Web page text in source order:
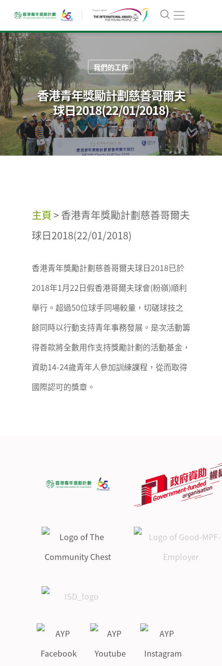
我們的工作
香港青年獎勵計劃慈善哥爾夫
球日2018(22/01/2018)
主頁>香港青年獎勵計劃慈善哥爾夫
球日2018(22/01/2018)
香港青年獎勵計劃慈善哥爾夫球日2018已於
2018年1月22日假香港哥爾夫球會(粉嶺)順利
舉行。超過50位球手同場較量，切磋球技之
餘同時以行動支持青年事務發展。是次活動籌
得善款將全數用作支持獎勵計劃的活動基金，
資助14-24歲青年人參加訓練課程，從而取得
國際認可的獎章。